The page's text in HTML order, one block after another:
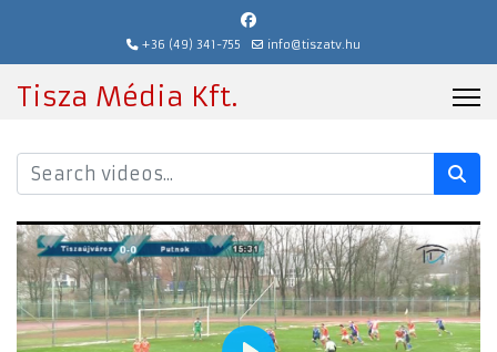
+36 (49) 341-755 info@tiszatv.hu
Tisza Média Kft.